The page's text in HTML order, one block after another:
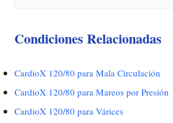
Condiciones Relacionadas
CardioX 120/80 para Mala Circulación
CardioX 120/80 para Mareos por Presión
CardioX 120/80 para Várices